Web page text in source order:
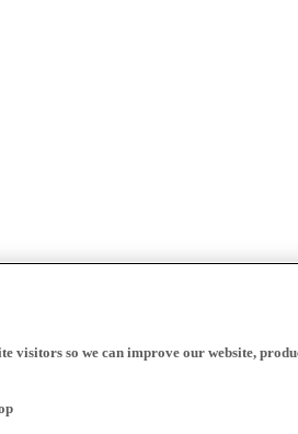
visitors so we can improve our website,